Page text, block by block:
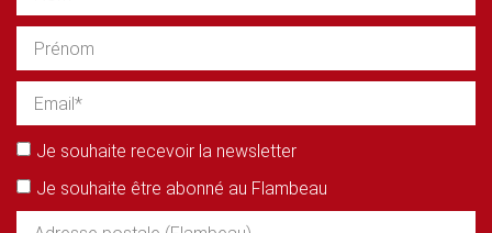
Je souhaite recevoir la newsletter
Je souhaite être abonné au Flambeau